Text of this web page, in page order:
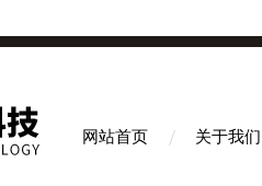
网站首页 关于我们